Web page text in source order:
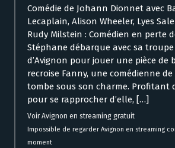
Comédie de Johann Dionnet avec
Lecaplain, Alison Wheeler, Lyes
Rudy Milstein : Comédien en perte
Stéphane débarque avec sa
d’Avignon pour jouer une pièce de
recroise Fanny, une comédienne
tombe sous son charme. Profitant
pour se rapprocher d’elle, […]
Voir Avignon en streaming gratuit
Impossible de regarder Avignon en streaming
moment